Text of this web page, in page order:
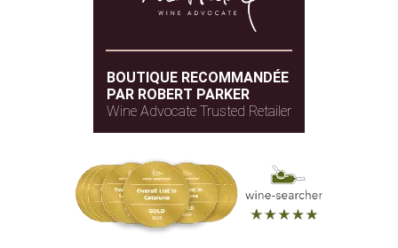
BOUTIQUE RECOMMANDÉE
PAR ROBERT PARKER
Wine Advocate Trusted Retailer